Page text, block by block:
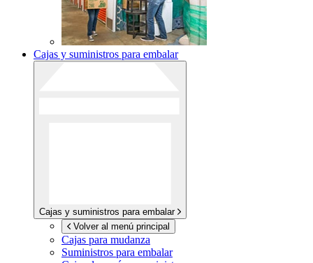
Cajas y suministros para embalar
Cajas y suministros para embalar
Volver al menú principal
Cajas para mudanza
Suministros para embalar